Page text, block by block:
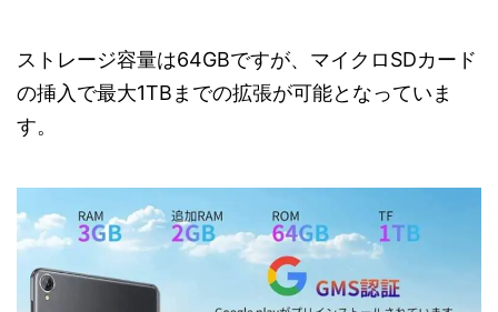
ストレージ容量は64GBですが、マイクロSDカード
の挿入で最大1TBまでの拡張が可能となっていま
す。